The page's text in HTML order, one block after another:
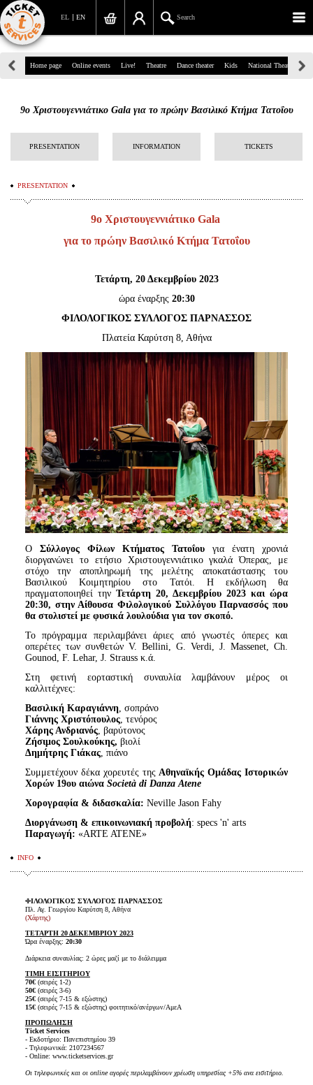
EN
EL Search
39, Panepistimiou Str, Athens
info@ticketservices.gr
Check out
Είσοδος διαχειριστή
Home page Online events Live! Theatre Dance theater Kids National Theatre
9ο Χριστουγεννιάτικο Gala για το πρώην Βασιλικό Κτήμα Τατοΐου
PRESENTATION INFORMATION TICKETS
PRESENTATION
9ο Χριστουγεννιάτικο Gala
για το πρώην Βασιλικό Κτήμα Τατοΐου
Τετάρτη, 20 Δεκεμβρίου 2023
ώρα έναρξης 20:30
ΦΙΛΟΛΟΓΙΚΟΣ ΣΥΛΛΟΓΟΣ ΠΑΡΝΑΣΣΟΣ
Πλατεία Καρύτση 8, Αθήνα
Ο Σύλλογος Φίλων Κτήματος Τατοΐου για ένατη χρονιά
διοργανώνει το ετήσιο Χριστουγεννιάτικο γκαλά Όπερας, με
στόχο την αποπληρωμή της μελέτης αποκατάστασης του
Βασιλικού Κοιμητηρίου στο Τατόι. Η εκδήλωση θα
πραγματοποιηθεί την Τετάρτη 20, Δεκεμβρίου 2023 και ώρα
20:30, στην Αίθουσα Φιλολογικού Συλλόγου Παρνασσός που
θα στολιστεί με φυσικά λουλούδια για τον σκοπό.
Το πρόγραμμα περιλαμβάνει άριες από γνωστές όπερες και
οπερέτες των συνθετών V. Bellini, G. Verdi, J. Massenet, Ch.
Gounod, F. Lehar, J. Strauss κ.ά.
Στη φετινή εορταστική συναυλία λαμβάνουν μέρος οι
καλλιτέχνες:
Βασιλική Καραγιάννη, σοπράνο
Γιάννης Χριστόπουλος, τενόρος
Χάρης Ανδριανός, βαρύτονος
Ζήσιμος Σουλκούκης, βιολί
Δημήτρης Γιάκας, πιάνο
Συμμετέχουν δέκα χορευτές τηςΑθηναϊκής Ομάδας Ιστορικών
Χορών 19ου αιώνα Società di Danza Αtene
Χορογραφία & διδασκαλία: Neville Jason Fahy
Διοργάνωση & επικοινωνιακή προβολή: specs 'n' arts
Παραγωγή: «ARTE ATENE»
INFO
ΦΙΛΟΛΟΓΙΚΟΣ ΣΥΛΛΟΓΟΣ ΠΑΡΝΑΣΣΟΣ
Πλ. Αγ. Γεωργίου Καρύτση 8, Αθήνα
(Χάρτης)
ΤΕΤΑΡΤΗ 20 ΔΕΚΕΜΒΡΙΟΥ 2023
Ώρα έναρξης: 20:30
Διάρκεια συναυλίας: 2 ώρες μαζί με το διάλειμμα
ΤΙΜΗ ΕΙΣΙΤΗΡΙΟY
70€ (σειρές 1-2)
50€ (σειρές 3-6)
25€ (σειρές 7-15 & εξώστης)
15€ (σειρές 7-15 & εξώστης) φοιτητικό/ανέργων/ΑμεΑ
ΠΡΟΠΩΛΗΣΗ
Ticket Services
- Εκδοτήριο: Πανεπιστημίου 39
- Τηλεφωνικά: 2107234567
- Online: www.ticketservices.gr
Οι τηλεφωνικές και οι online αγορές περιλαμβάνουν χρέωση υπηρεσίας +5% ανα εισιτήριο.